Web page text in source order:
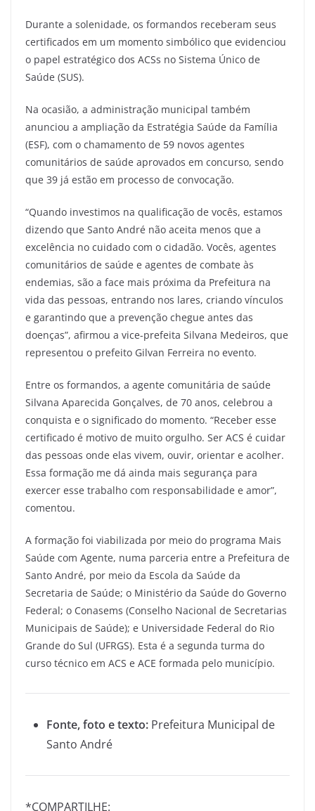
Durante a solenidade, os formandos receberam seus
certificados em um momento simbólico que evidenciou
o papel estratégico dos ACSs no Sistema Único de
Saúde (SUS).
Na ocasião, a administração municipal também
anunciou a ampliação da Estratégia Saúde da Família
(ESF), com o chamamento de 59 novos agentes
comunitários de saúde aprovados em concurso, sendo
que 39 já estão em processo de convocação.
“Quando investimos na qualificação de vocês, estamos
dizendo que Santo André não aceita menos que a
excelência no cuidado com o cidadão. Vocês, agentes
comunitários de saúde e agentes de combate às
endemias, são a face mais próxima da Prefeitura na
vida das pessoas, entrando nos lares, criando vínculos
e garantindo que a prevenção chegue antes das
doenças”, afirmou a vice-prefeita Silvana Medeiros, que
representou o prefeito Gilvan Ferreira no evento.
Entre os formandos, a agente comunitária de saúde
Silvana Aparecida Gonçalves, de 70 anos, celebrou a
conquista e o significado do momento. “Receber esse
certificado é motivo de muito orgulho. Ser ACS é cuidar
das pessoas onde elas vivem, ouvir, orientar e acolher.
Essa formação me dá ainda mais segurança para
exercer esse trabalho com responsabilidade e amor”,
comentou.
A formação foi viabilizada por meio do programa Mais
Saúde com Agente, numa parceria entre a Prefeitura de
Santo André, por meio da Escola da Saúde da
Secretaria de Saúde; o Ministério da Saúde do Governo
Federal; o Conasems (Conselho Nacional de Secretarias
Municipais de Saúde); e Universidade Federal do Rio
Grande do Sul (UFRGS). Esta é a segunda turma do
curso técnico em ACS e ACE formada pelo município.
Fonte, foto e texto: Prefeitura Municipal de
Santo André
*COMPARTILHE: